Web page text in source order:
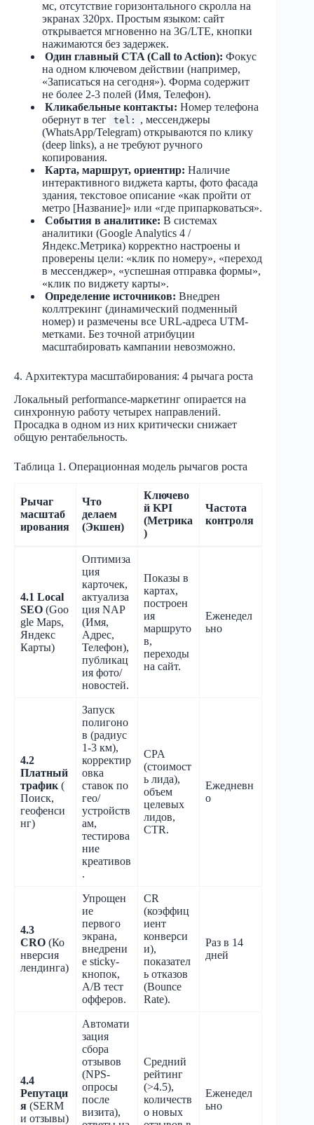
мс, отсутствие горизонтального скролла на
экранах 320px. Простым языком: сайт
открывается мгновенно на 3G/LTE, кнопки
нажимаются без задержек.
Один главный CTA (Call to Action): Фокус
на одном ключевом действии (например,
«Записаться на сегодня»). Форма содержит
не более 2-3 полей (Имя, Телефон).
Кликабельные контакты: Номер телефона
обернут в тег
tel:
, мессенджеры
(WhatsApp/Telegram) открываются по клику
(deep links), а не требуют ручного
копирования.
Карта, маршрут, ориентир: Наличие
интерактивного виджета карты, фото фасада
здания, текстовое описание «как пройти от
метро [Название]» или «где припарковаться».
События в аналитике: В системах
аналитики (Google Analytics 4 /
Яндекс.Метрика) корректно настроены и
проверены цели: «клик по номеру», «переход
в мессенджер», «успешная отправка формы»,
«клик по виджету карты».
Определение источников: Внедрен
коллтрекинг (динамический подменный
номер) и размечены все URL-адреса UTM-
метками. Без точной атрибуции
масштабировать кампании невозможно.
4. Архитектура масштабирования: 4 рычага роста
Локальный performance-маркетинг опирается на
синхронную работу четырех направлений.
Просадка в одном из них критически снижает
общую рентабельность.
Таблица 1. Операционная модель рычагов роста
Рычаг
масштаб
ирования
Что
делаем
(Экшен)
Ключево
й KPI
(Метрика
)
Частота
контроля
4.1 Local
SEO (Goo
gle Maps,
Яндекс
Карты)
Оптимиза
ция
карточек,
актуализа
ция NAP
(Имя,
Адрес,
Телефон),
публикац
ия фото/
новостей.
Показы в
картах,
построен
ия
маршруто
в,
переходы
на сайт.
Еженедел
ьно
4.2
Платный
трафик (
Поиск,
геофенси
нг)
Запуск
полигоно
в (радиус
1-3 км),
корректир
овка
ставок по
гео/
устройств
ам,
тестирова
ние
креативов
.
CPA
(стоимост
ь лида),
объем
целевых
лидов,
CTR.
Ежедневн
о
4.3
CRO (Ко
нверсия
лендинга)
Упрощен
ие
первого
экрана,
внедрени
е sticky-
кнопок,
A/B тест
офферов.
CR
(коэффиц
иент
конверси
и),
показател
ь отказов
(Bounce
Rate).
Раз в 14
дней
4.4
Репутаци
я (SERM
и отзывы)
Автомати
зация
сбора
отзывов
(NPS-
опросы
после
визита),
Средний
рейтинг
(>4.5),
количеств
о новых
Еженедел
ьно